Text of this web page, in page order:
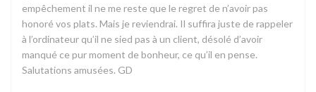
empêchement il ne me reste que le regret de n’avoir pas
honoré vos plats. Mais je reviendrai. Il suffira juste de rappeler
à l’ordinateur qu’il ne sied pas à un client, désolé d’avoir
manqué ce pur moment de bonheur, ce qu’il en pense.
Salutations amusées. GD